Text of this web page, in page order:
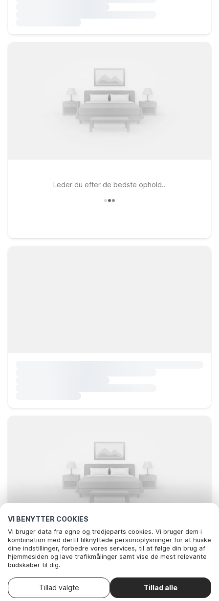
VI BENYTTER COOKIES
Vi bruger data fra egne og tredjeparts cookies. Vi bruger dem i
kombination med dertil tilknyttede personoplysninger for at huske
dine indstillinger, forbedre vores services, til at følge din brug af
hjemmesiden og lave trafikmålinger samt vise de mest relevante
budskaber til dig.
hvilke af vores valgfrie cookies du vil acceptere.
Læs mere om vores cookie- og privatlivspolitik. Du kan
trække dit samtykke tilbageHer.
Tillad alle
Tillad valgte
Leder du efter de bedste ophold..
Leder du efter de bedste ophold..
kort